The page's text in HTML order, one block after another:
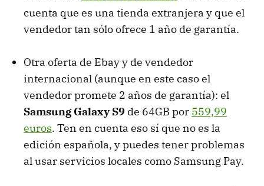
cuenta que es una tienda extranjera y que el
vendedor tan sólo ofrece 1 año de garantía.
Otra oferta de Ebay y de vendedor
internacional (aunque en este caso el
vendedor promete 2 años de garantía): el
Samsung Galaxy S9 de 64GB por 559,99
euros. Ten en cuenta eso sí que no es la
edición española, y puedes tener problemas
al usar servicios locales como Samsung Pay.